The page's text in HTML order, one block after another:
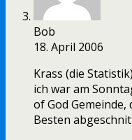
Bob
18. April 2006
Krass (die
ich war am
of God
Besten